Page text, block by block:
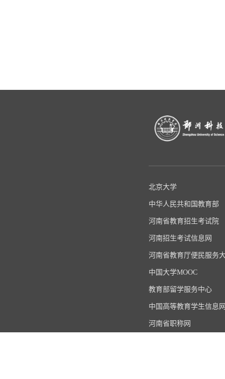
北京大学
中华人民共和国教育部
河南省教育招生考试院
河南招生考试信息网
河南省教育厅便民服务
中国大学MOOC
教育部留学服务中心
中国高等教育学生信息
河南省职称网